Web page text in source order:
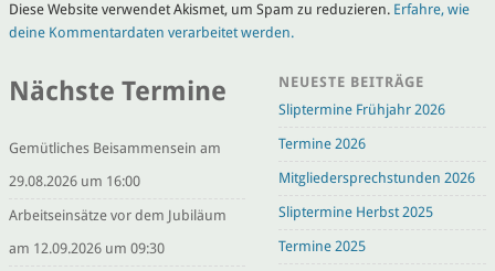
Diese Website verwendet Akismet, um Spam zu reduzieren. Erfahre, wie
deine Kommentardaten verarbeitet werden.
Nächste Termine
Gemütliches Beisammensein am
29.08.2026 um 16:00
Arbeitseinsätze vor dem Jubiläum
am 12.09.2026 um 09:30
NEUESTE BEITRÄGE
Sliptermine Frühjahr 2026
Termine 2026
Mitgliedersprechstunden 2026
Sliptermine Herbst 2025
Termine 2025